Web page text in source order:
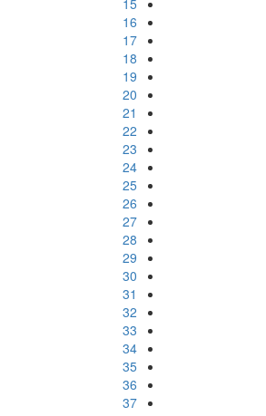
15
16
17
18
19
20
21
22
23
24
25
26
27
28
29
30
31
32
33
34
35
36
37